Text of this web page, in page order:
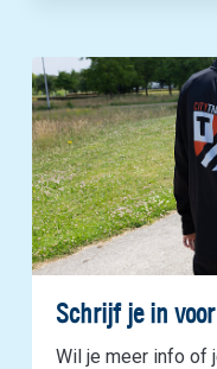
Schrijf je in
Wil je meer info of